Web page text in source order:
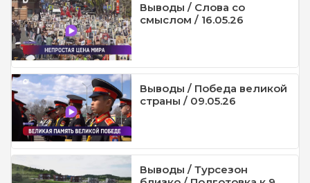
Выводы / Слова со
смыслом / 16.05.26
Выводы / Победа великой
страны / 09.05.26
Выводы / Турсезон